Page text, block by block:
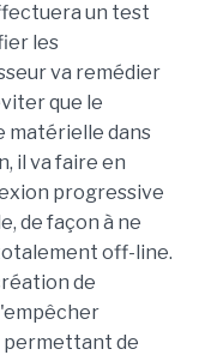
un test
les
va remédier
que le
matérielle dans
il va faire en
progressive
de façon à ne
off-line.
de
permettant de